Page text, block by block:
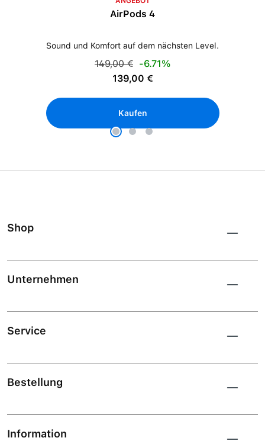
AirPods 4
Sound und Komfort auf dem nächsten Level.
Verkaufspreis:
Regulärer Preis:
149,00 € -6.71%
139,00 €
Kaufen
Shop
Unternehmen
Service
Bestellung
Information